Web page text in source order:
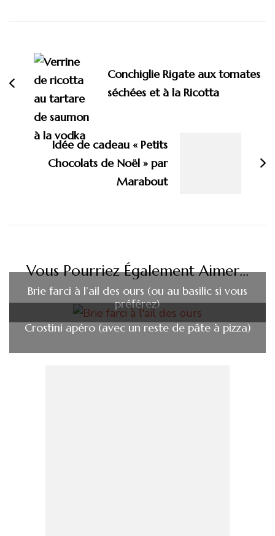
d'article
Conchiglie Rigate aux tomates
séchées et à la Ricotta
Idée de cadeau « Petits
Chocolats de Noël » par
Marabout
Vous Pourriez Également Aimer...
Brie farci à l’ail des ours (ou au basilic si vous
préférez)
Crostini apéro (avec un reste de pâte à pizza)